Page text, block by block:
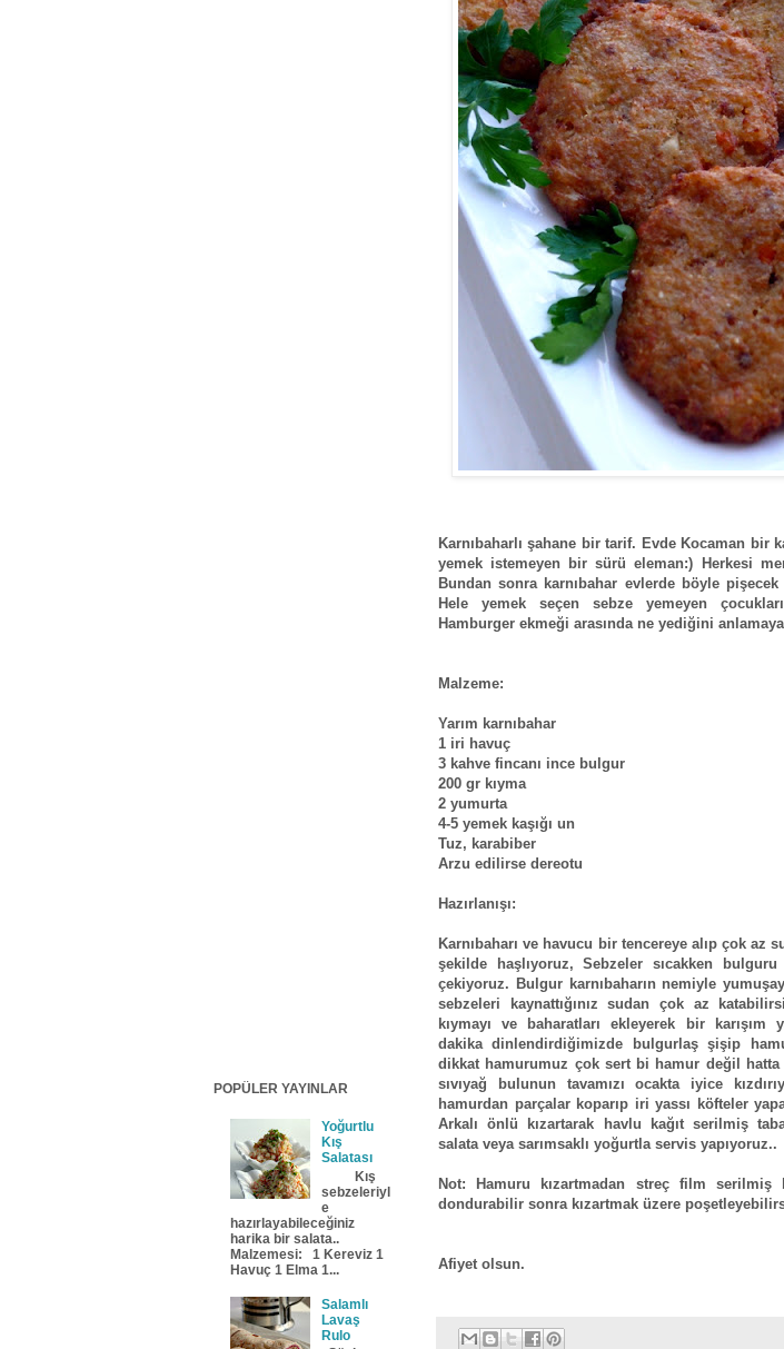
Karnıbaharlı şahane bir tarif. Evde Kocaman bir
yemek istemeyen bir sürü eleman:) Herkesi
Bundan sonra karnıbahar evlerde böyle
Hele yemek seçen sebze yemeyen
Hamburger ekmeği arasında ne yediğini
Malzeme:
Yarım karnıbahar
1 iri havuç
3 kahve fincanı ince bulgur
200 gr kıyma
2 yumurta
4-5 yemek kaşığı un
Tuz, karabiber
Arzu edilirse dereotu
Hazırlanışı:
Karnıbaharı ve havucu bir tencereye alıp çok az
şekilde haşlıyoruz, Sebzeler sıcakken
çekiyoruz. Bulgur karnıbaharın nemiyle
sebzeleri kaynattığınız sudan çok az
kıymayı ve baharatları ekleyerek bir karışım
dakika dinlendirdiğimizde bulgurlaş şişip
dikkat hamurumuz çok sert bi hamur değil
sıvıyağ bulunun tavamızı ocakta iyice
hamurdan parçalar koparıp iri yassı köfteler
Arkalı önlü kızartarak havlu kağıt serilmiş
salata veya sarımsaklı yoğurtla servis yapıyoruz..
Not: Hamuru kızartmadan streç film
dondurabilir sonra kızartmak üzere
Afiyet olsun.
POPÜLER YAYINLAR
Yoğurtlu
Kış
Salatası
Kış
sebzeleriyl
e
hazırlayabileceğiniz
harika bir salata..
Malzemesi: 1 Kereviz 1
Havuç 1 Elma 1...
Salamlı
Lavaş
Rulo